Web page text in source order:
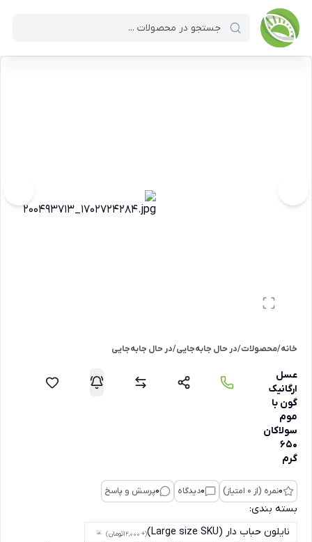
خانه/محصولات/در حال جابه‌جایی/در حال جابه‌جایی
عسل
ارگانیک
گون با
موم
سولاکان
650
گرم
0نمره (از 0 امتیاز) 0دیدگاه 0پرسش و پاسخ
بسته بندی:
نایلون حباب دار (Large size SKU)
(+ 12,000 تومان)